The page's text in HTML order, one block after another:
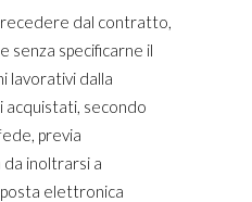
dal contratto,
senza specificarne il
lavorativi dalla
acquistati, secondo
previa
inoltrarsi a
elettronica